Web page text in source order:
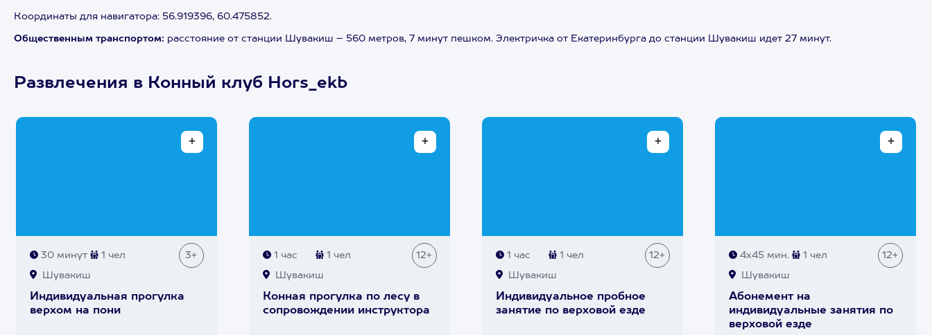
Координаты для навигатора: 56.919396, 60.475852.
Общественным транспортом: расстояние от станции Шувакиш – 560 метров, 7 минут пешком. Электричка от Екатеринбурга до станции Шувакиш идет 27 минут.
Развлечения в Конный клуб Hors_ekb
30 минут 1 чел 3+
Шувакиш
Индивидуальная прогулка
верхом на пони
1 час 1 чел 12+
Шувакиш
Конная прогулка по лесу в
сопровождении инструктора
1 час 1 чел 12+
Шувакиш
Индивидуальное пробное
занятие по верховой езде
4х45 мин. 1 чел 12+
Шувакиш
Абонемент на
индивидуальные занятия по
верховой езде